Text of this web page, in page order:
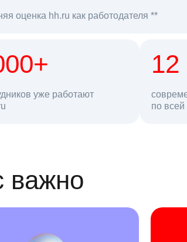
оценка hh.ru как работодателя **
уже работают
68 млн 12
по всей
важно